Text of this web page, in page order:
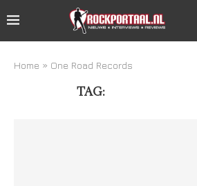
Home » One Road Records
TAG: